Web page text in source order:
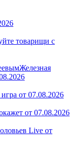
товарищи с
Железная
от 07.08.2026
от 07.08.2026
Live от